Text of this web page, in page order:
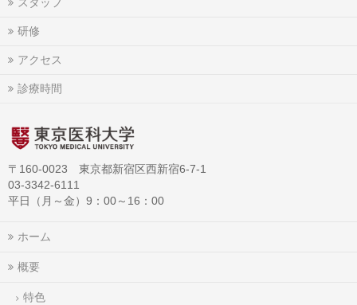
スタッフ
研修
アクセス
診療時間
〒160-0023 東京都新宿区西新宿6-7-1
03-3342-6111
平日（月～金）9：00～16：00
ホーム
概要
特色